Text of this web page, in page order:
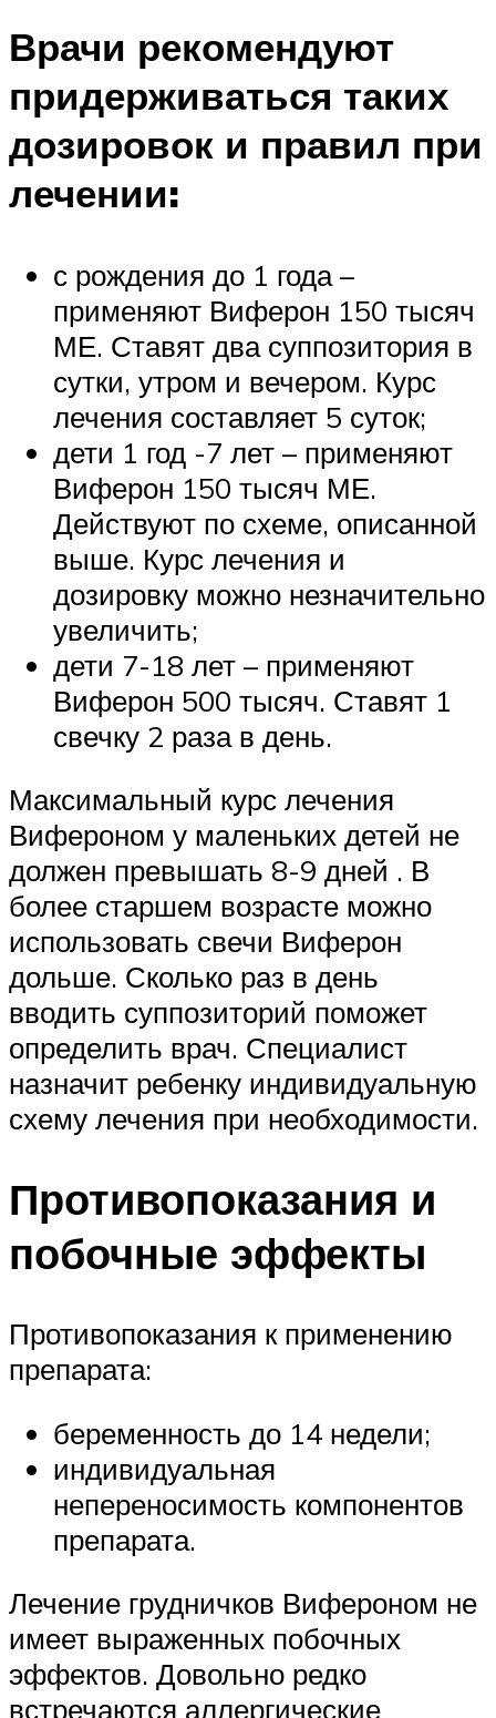
Врачи рекомендуют
придерживаться таких
дозировок и правил при
лечении:
с рождения до 1 года –
применяют Виферон 150 тысяч
МЕ. Ставят два суппозитория в
сутки, утром и вечером. Курс
лечения составляет 5 суток;
дети 1 год -7 лет – применяют
Виферон 150 тысяч МЕ.
Действуют по схеме, описанной
выше. Курс лечения и
дозировку можно незначительно
увеличить;
дети 7-18 лет – применяют
Виферон 500 тысяч. Ставят 1
свечку 2 раза в день.
Максимальный курс лечения
Вифероном у маленьких детей не
должен превышать 8-9 дней . В
более старшем возрасте можно
использовать свечи Виферон
дольше. Сколько раз в день
вводить суппозиторий поможет
определить врач. Специалист
назначит ребенку индивидуальную
схему лечения при необходимости.
Противопоказания и
побочные эффекты
Противопоказания к применению
препарата:
беременность до 14 недели;
индивидуальная
непереносимость компонентов
препарата.
Лечение грудничков Вифероном не
имеет выраженных побочных
эффектов. Довольно редко
встречаются аллергические